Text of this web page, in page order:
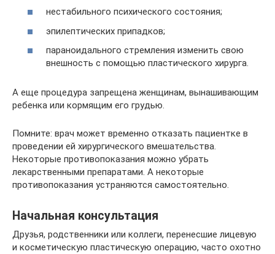
нестабильного психического состояния;
эпилептических припадков;
параноидального стремления изменить свою
внешность с помощью пластического хирурга.
А еще процедура запрещена женщинам, вынашивающим
ребенка или кормящим его грудью.
Помните: врач может временно отказать пациентке в
проведении ей хирургического вмешательства.
Некоторые противопоказания можно убрать
лекарственными препаратами. А некоторые
противопоказания устраняются самостоятельно.
Начальная консультация
Друзья, родственники или коллеги, перенесшие лицевую
и косметическую пластическую операцию, часто охотно